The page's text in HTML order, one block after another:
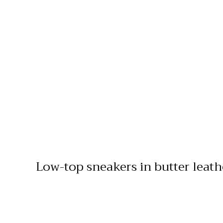
Low-top sneakers in butter